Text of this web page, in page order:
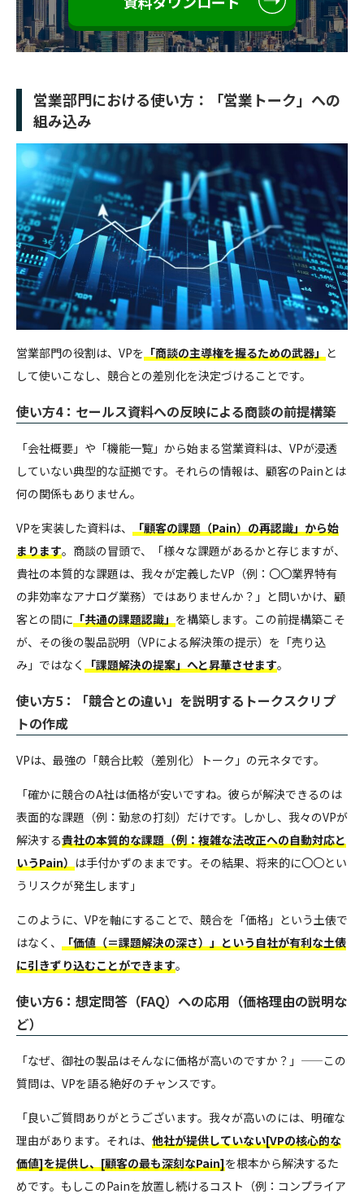
営業部門における使い方：「営業トーク」への
組み込み
営業部門の役割は、VPを 「商談の主導権を握るための武器」 と
して使いこなし、競合との差別化を決定づけることです。
使い方4：セールス資料への反映による商談の前提構築
「会社概要」や「機能一覧」から始まる営業資料は、VPが浸透
していない典型的な証拠です。それらの情報は、顧客のPainとは
何の関係もありません。
VPを実装した資料は、
「顧客の課題（Pain）の再認識」から始
まります。商談の冒頭で、「様々な課題があるかと存じますが、
貴社の本質的な課題は、我々が定義したVP（例：〇〇業界特有
の非効率なアナログ業務）ではありませんか？」と問いかけ、顧
客との間に 「共通の課題認識」 を構築します。この前提構築こそ
が、その後の製品説明（VPによる解決策の提示）を「売り込
み」ではなく
「課題解決の提案」へと昇華させます。
使い方5：「競合との違い」を説明するトークスクリプ
トの作成
VPは、最強の「競合比較（差別化）トーク」の元ネタです。
「確かに競合のA社は価格が安いですね。彼らが解決できるのは
表面的な課題（例：勤怠の打刻）だけです。しかし、我々のVPが
解決する貴社の本質的な課題（例：複雑な法改正への自動対応と
いうPain） は手付かずのままです。その結果、将来的に〇〇とい
うリスクが発生します」
このように、VPを軸にすることで、競合を「価格」という土俵で
はなく、
「価値（＝課題解決の深さ）」という自社が有利な土俵
に引きずり込むことができます。
使い方6：想定問答（FAQ）への応用（価格理由の説明な
ど）
「なぜ、御社の製品はそんなに価格が高いのですか？」——この
質問は、VPを語る絶好のチャンスです。
「良いご質問ありがとうございます。我々が高いのには、明確な
理由があります。それは、 他社が提供していない[VPの核心的な
価値]を提供し、[顧客の最も深刻なPain]を根本から解決するた
めです。もしこのPainを放置し続けるコスト（例：コンプライア